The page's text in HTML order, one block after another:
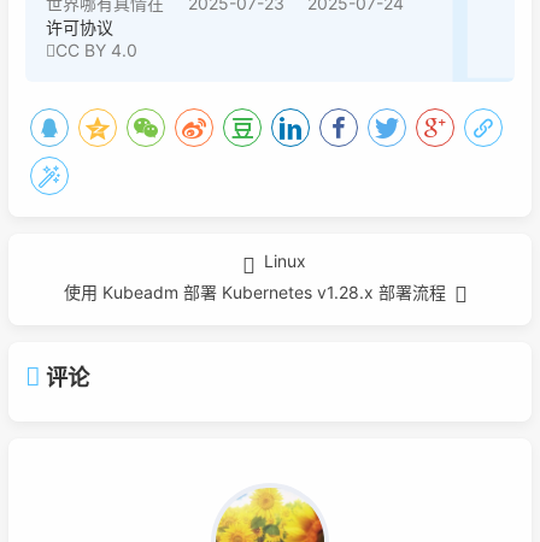
许可协议
CC BY 4.0
Linux
使用 Kubeadm 部署 Kubernetes v1.28.x 部署流程
评论